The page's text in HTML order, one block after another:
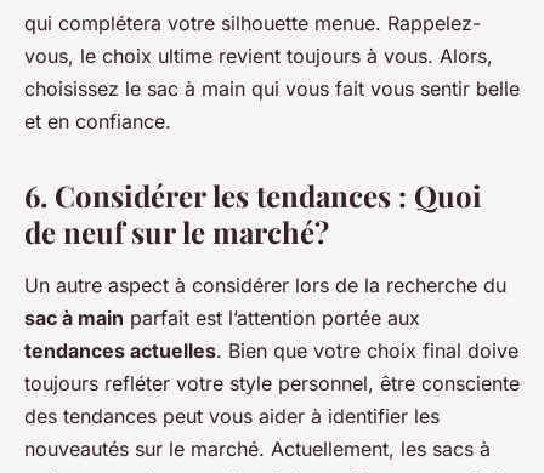
qui complétera votre silhouette menue. Rappelez-
vous, le choix ultime revient toujours à vous. Alors,
choisissez le sac à main qui vous fait vous sentir belle
et en confiance.
6. Considérer les tendances : Quoi
de neuf sur le marché?
Un autre aspect à considérer lors de la recherche du
sac à main parfait est l’attention portée aux
tendances actuelles. Bien que votre choix final doive
toujours refléter votre style personnel, être consciente
des tendances peut vous aider à identifier les
nouveautés sur le marché. Actuellement, les sacs à